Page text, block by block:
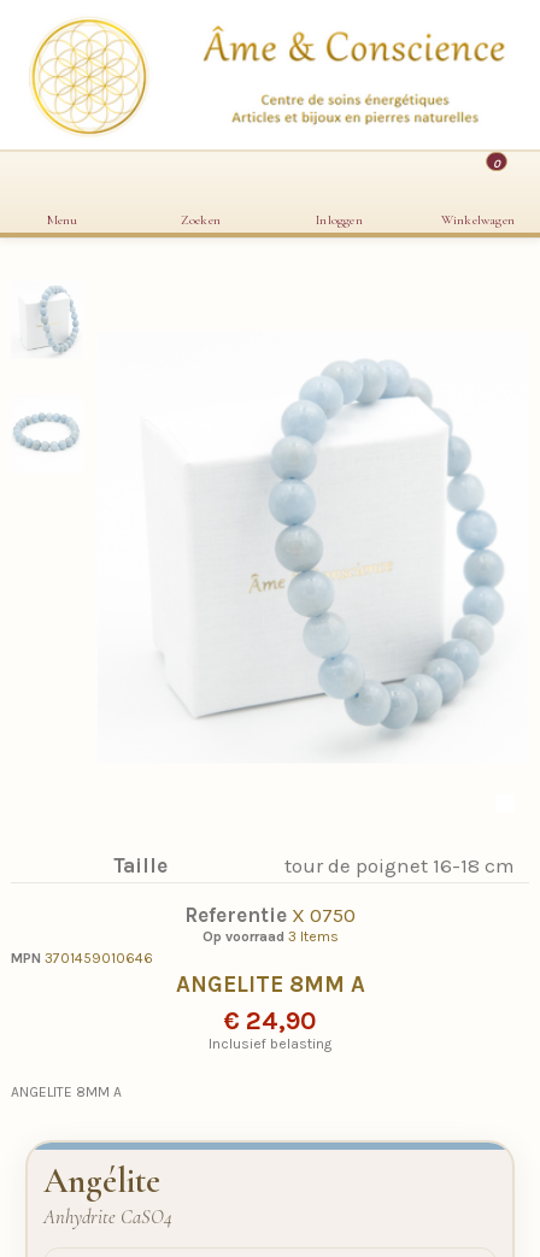
Menu Zoeken Inloggen
0
Winkelwagen
Taille tour de poignet 16-18 cm
Referentie X 0750
Op voorraad 3 Items
MPN 3701459010646
ANGELITE 8MM A
€ 24,90
Inclusief belasting
ANGELITE 8MM A
Angélite
Anhydrite CaSO4